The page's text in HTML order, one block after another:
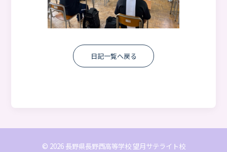
日記一覧へ戻る
© 2026 長野県長野西高等学校 望月サテライト校